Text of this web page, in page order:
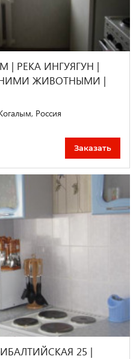
| РЕКА ИНГУЯГУН |
ЖИВОТНЫМИ |
Россия
Заказать
25 |